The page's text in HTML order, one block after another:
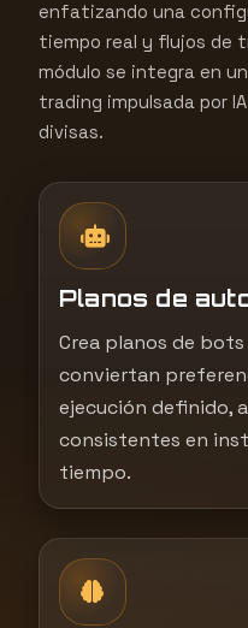
enfatizando una
tiempo real y flujos de
módulo se integra en
trading impulsada por
divisas.
Planos de
Crea planos de
conviertan
ejecución definido,
consistentes en
tiempo.